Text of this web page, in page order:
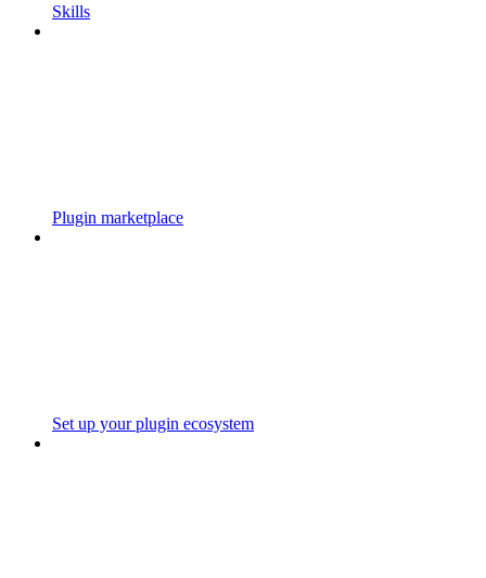
Skills
Plugin marketplace
Set up your plugin ecosystem